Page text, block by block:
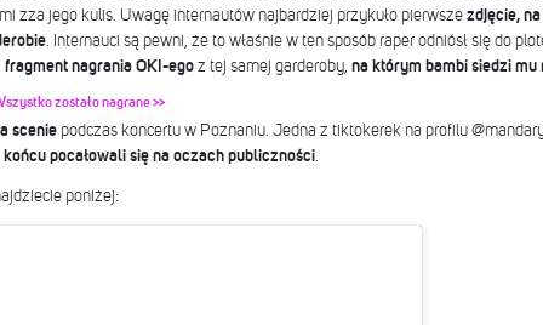
zza jego kulis. Uwagę internautów najbardziej przykuło pierwsze zdjęcie,
. Internauci są pewni, że to właśnie w ten sposób raper odniósł się do
fragment nagrania OKI-ego z tej samej garderoby, na którym bambi siedzi mu
zostało nagrane >>
scenie podczas koncertu w Poznaniu. Jedna z tiktokerek na profilu
końcu pocałowali się na oczach publiczności.
poniżej: